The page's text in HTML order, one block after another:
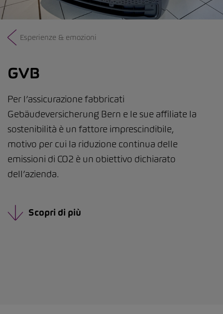
Esperienze & emozioni
GVB
Per l’assicurazione fabbricati
Gebäudeversicherung Bern e le sue affiliate la
sostenibilità è un fattore imprescindibile,
motivo per cui la riduzione continua delle
emissioni di CO2 è un obiettivo dichiarato
dell’azienda.
Scopri di più